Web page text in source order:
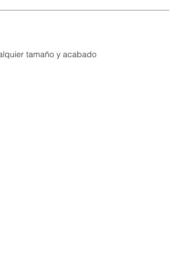
tamaño y acabado